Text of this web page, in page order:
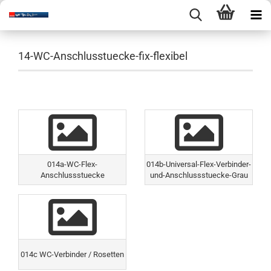
14-WC-Anschlusstuecke-fix-flexibel
014a-WC-Flex-
Anschlussstuecke
014b-Universal-Flex-Verbinder-
und-Anschlussstuecke-Grau
014c WC-Verbinder / Rosetten